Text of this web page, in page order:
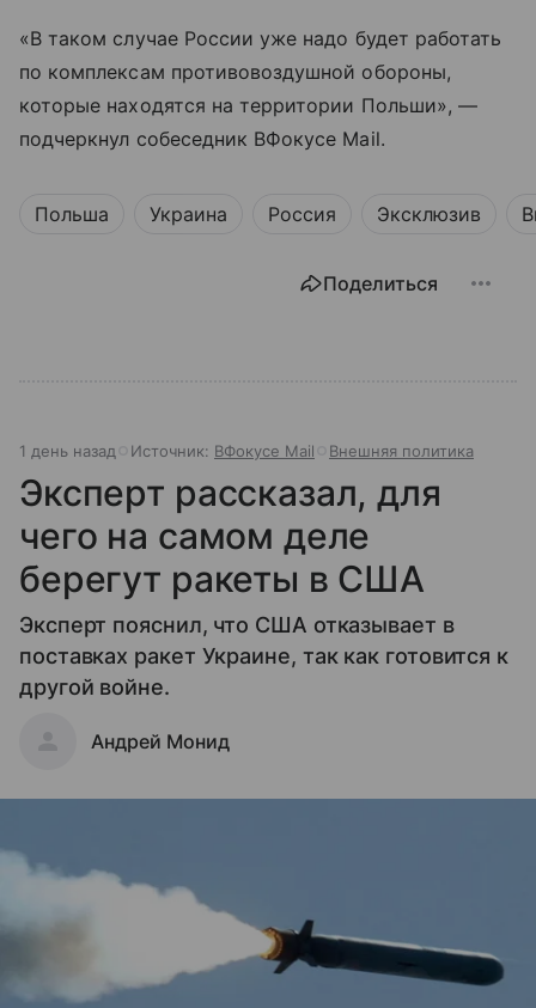
«В таком случае России уже надо будет работать
по комплексам противовоздушной обороны,
которые находятся на территории Польши», —
подчеркнул собеседник ВФокусе Mail.
Польша Украина Россия Эксклюзив
Поделиться
1 день назад Источник: ВФокусе Mail Внешняя политика
Эксперт рассказал, для
чего на самом деле
берегут ракеты в США
Эксперт пояснил, что США отказывает в
поставках ракет Украине, так как готовится к
другой войне.
Андрей Монид